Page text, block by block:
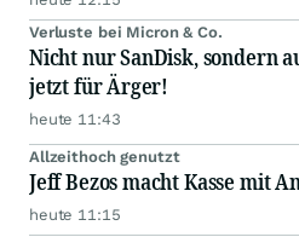
Verluste bei Micron & Co.
Nicht nur SanDisk, sondern
jetzt für Ärger!
heute 11:43
Allzeithoch genutzt
Jeff Bezos macht Kasse mit
heute 11:15